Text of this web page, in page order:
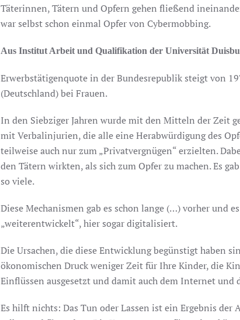
Täterinnen, Tätern und Opfern gehen fließend
war selbst schon einmal Opfer von Cybermobbing.
Aus Institut Arbeit und Qualifikation der Universität
Erwerbstätigenquote in der Bundesrepublik steigt von
(Deutschland) bei Frauen.
In den Siebziger Jahren wurde mit den Mitteln der Zeit
mit Verbalinjurien, die alle eine Herabwürdigung des
teilweise auch nur zum „Privatvergnügen“ erzielten.
den Tätern wirkten, als sich zum Opfer zu machen. Es
so viele.
Diese Mechanismen gab es schon lange (…) vorher und
„weiterentwickelt“, hier sogar digitalisiert.
Die Ursachen, die diese Entwicklung begünstigt haben
ökonomischen Druck weniger Zeit für Ihre Kinder, die
Einflüssen ausgesetzt und damit auch dem Internet und
Es hilft nichts: Das Tun oder Lassen ist ein Ergebnis der